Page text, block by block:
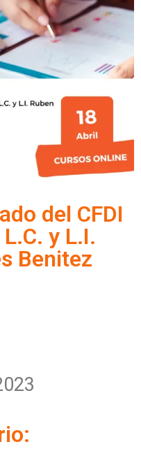
del CFDI
y L.I.
Benitez